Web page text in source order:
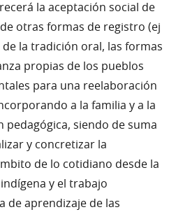
la aceptación social de
de otras formas de registro (ej
la tradición oral, las formas
propias de los pueblos
para una reelaboración
a la familia y a la
pedagógica, siendo de suma
y concretizar la
de lo cotidiano desde la
y el trabajo
de aprendizaje de las